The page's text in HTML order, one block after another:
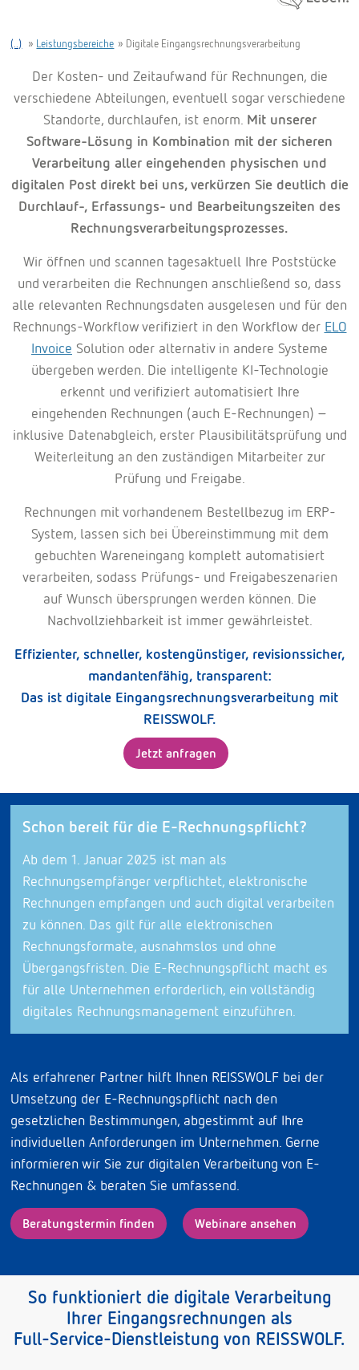
(..) » Leistungsbereiche » Digitale Eingangsrechnungsverarbeitung
Der Kosten- und Zeitaufwand für Rechnungen, die
verschiedene Abteilungen, eventuell sogar verschiedene
Standorte, durchlaufen, ist enorm. Mit unserer
Software-Lösung in Kombination mit der sicheren
Verarbeitung aller eingehenden physischen und
digitalen Post direkt bei uns, verkürzen Sie deutlich die
Durchlauf-, Erfassungs- und Bearbeitungszeiten des
Rechnungsverarbeitungsprozesses.
Wir öffnen und scannen tagesaktuell Ihre Poststücke
und verarbeiten die Rechnungen anschließend so, dass
alle relevanten Rechnungsdaten ausgelesen und für den
Rechnungs-Workflow verifiziert in den Workflow der ELO
Invoice Solution oder alternativ in andere Systeme
übergeben werden. Die intelligente KI-Technologie
erkennt und verifiziert automatisiert Ihre
eingehenden Rechnungen (auch E-Rechnungen) –
inklusive Datenabgleich, erster Plausibilitätsprüfung und
Weiterleitung an den zuständigen Mitarbeiter zur
Prüfung und Freigabe.
Rechnungen mit vorhandenem Bestellbezug im ERP-
System, lassen sich bei Übereinstimmung mit dem
gebuchten Wareneingang komplett automatisiert
verarbeiten, sodass Prüfungs- und Freigabeszenarien
auf Wunsch übersprungen werden können. Die
Nachvollziehbarkeit ist immer gewährleistet.
Effizienter, schneller, kostengünstiger, revisionssicher,
mandantenfähig, transparent:
Das ist digitale Eingangsrechnungsverarbeitung mit
REISSWOLF.
Jetzt anfragen
Schon bereit für die E-Rechnungspflicht?
Ab dem 1. Januar 2025 ist man als
Rechnungsempfänger verpflichtet, elektronische
Rechnungen empfangen und auch digital verarbeiten
zu können. Das gilt für alle elektronischen
Rechnungsformate, ausnahmslos und ohne
Übergangsfristen. Die E-Rechnungspflicht macht es
für alle Unternehmen erforderlich, ein vollständig
digitales Rechnungsmanagement einzuführen.
Als erfahrener Partner hilft Ihnen REISSWOLF bei der
Umsetzung der E-Rechnungspflicht nach den
gesetzlichen Bestimmungen, abgestimmt auf Ihre
individuellen Anforderungen im Unternehmen. Gerne
informieren wir Sie zur digitalen Verarbeitung von E-
Rechnungen & beraten Sie umfassend.
Beratungstermin finden Webinare ansehen
So funktioniert die digitale Verarbeitung
Ihrer Eingangsrechnungen als
Full-Service-Dienstleistung von REISSWOLF.